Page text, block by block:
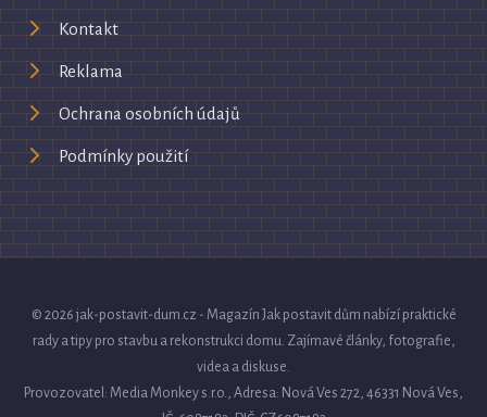
Kontakt
Reklama
Ochrana osobních údajů
Podmínky použití
© 2026 jak-postavit-dum.cz - Magazín Jak postavit dům nabízí praktické
rady a tipy pro stavbu a rekonstrukci domu. Zajímavé články, fotografie,
videa a diskuse.
Provozovatel: Media Monkey s.r.o., Adresa: Nová Ves 272, 46331 Nová Ves,